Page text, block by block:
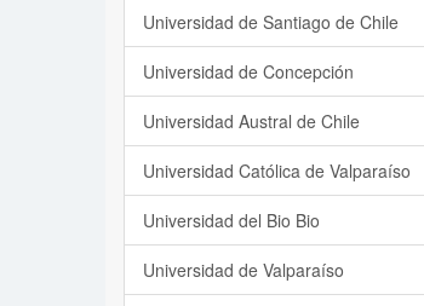
Universidad de Santiago de Chile
Universidad de Concepción
Universidad Austral de Chile
Universidad Católica de Valparaíso
Universidad del Bio Bio
Universidad de Valparaíso